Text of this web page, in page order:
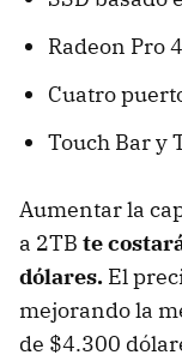
Radeon Pro
Cuatro
Touch Bar y
Aumentar la
a 2TB te
dólares. El
mejorando la
de $4.300